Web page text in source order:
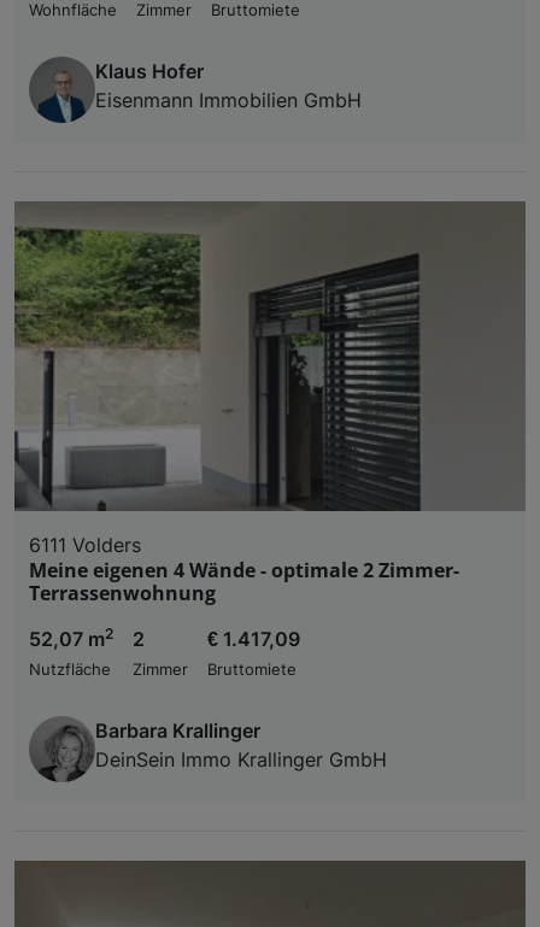
Wohnfläche
Zimmer Bruttomiete
Klaus Hofer
Eisenmann Immobilien GmbH
6111 Volders
Meine eigenen 4 Wände - optimale 2 Zimmer-
Terrassenwohnung
52,07 m2
Nutzfläche
2
Zimmer
€ 1.417,09
Bruttomiete
Barbara Krallinger
DeinSein Immo Krallinger GmbH